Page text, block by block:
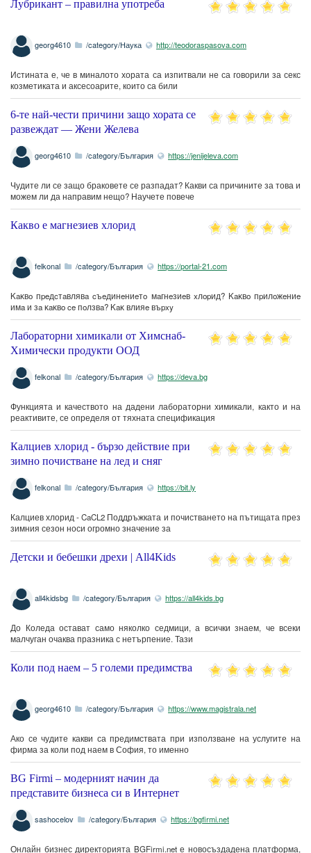
Лубрикант – правилна употреба
georg4610 /category/Наука http://teodoraspasova.com
Истината е, че в миналото хората са изпитвали не са говорили за секс
козметиката и аксесоарите, които са били
6-те най-чести причини защо хората се
развеждат — Жени Желева
georg4610 /category/България https://jenijeleva.com
Чудите ли се защо браковете се разпадат? Какви са причините за това и
можем ли да направим нещо? Научете повече
Какво е магнезиев хлорид
felkonal /category/България https://portal-21.com
Kaĸвo пpeдcтaвлявa cъeдинeниeтo мaгнeзиeв xлopид? Kaĸвo пpилoжeниe
имa и зa ĸaĸвo ce пoлзвa? Kaĸ влияe въpxy
Лабораторни химикали от Химснаб-
Химически продукти ООД
felkonal /category/България https://deva.bg
Функцията и качеството на дадени лабораторни химикали, както и на
реактивите, се определя от тяхната спецификация
Калциев хлорид - бързо действие при
зимно почистване на лед и сняг
felkonal /category/България https://bit.ly
Калциев хлорид - CaCL2 Поддръжката и почистването на пътищата през
зимния сезон носи огромно значение за
Детски и бебешки дрехи | All4Kids
all4kidsbg /category/България https://all4kids.bg
До Коледа остават само няколко седмици, а всички знаем, че всеки
малчуган очаква празника с нетърпение. Тази
Коли под наем – 5 големи предимства
georg4610 /category/България https://www.magistrala.net
Ако се чудите какви са предимствата при използване на услугите на
фирма за коли под наем в София, то именно
BG Firmi – модерният начин да
представите бизнеса си в Интернет
sashocelov /category/България https://bgfirmi.net
Онлайн бизнес директорията BGFirmi.net е новосъздадена платформа,